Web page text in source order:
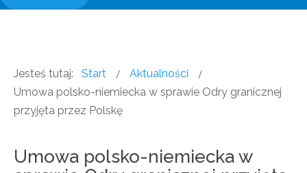
Jesteś tutaj: Start
Aktualności
Umowa polsko-niemiecka w sprawie Odry granicznej
przyjęta przez Polskę
Umowa polsko-niemiecka w